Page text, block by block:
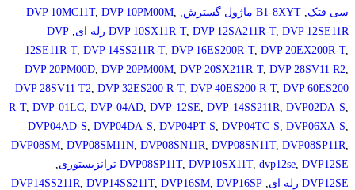
سی فتک, B1-8XYT ماژول گسترش ,
DVP 10MC11T, DVP 10PM00M,
DVP 10SX11R-T, DVP 12SA211R-T, DVP 12SE11R رله ای ,
DVP
12SE11R-T, DVP 14SS211R-T, DVP 16ES200R-T, DVP 20EX200R-T,
DVP 20PM00D, DVP 20PM00M, DVP 20SX211R-T, DVP 28SV11 R2,
DVP 28SV11 T2, DVP 32ES200 R-T, DVP 40ES200 R-T, DVP 60ES200
R-T, DVP-01LC, DVP-04AD, DVP-12SE, DVP-14SS211R, DVP02DA-S,
DVP04AD-S, DVP04DA-S, DVP04PT-S, DVP04TC-S, DVP06XA-S,
DVP08SM, DVP08SM11N, DVP08SN11R, DVP08SN11T, DVP08SP11R,
DVP08SP11T, DVP10SX11T, dvp12se, DVP12SE ترانزیستوری
,
DVP12SE رله ای
,
DVP14SS211R, DVP14SS211T, DVP16SM, DVP16SP